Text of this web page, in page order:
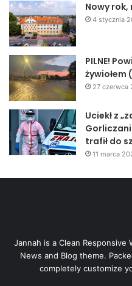
Nowy
4 stycznia
PILNE!
27 czerwca
Uciekł z
trafił do
11 marca
Jannah is a Clean Responsive
News and Blog theme.
completely customize